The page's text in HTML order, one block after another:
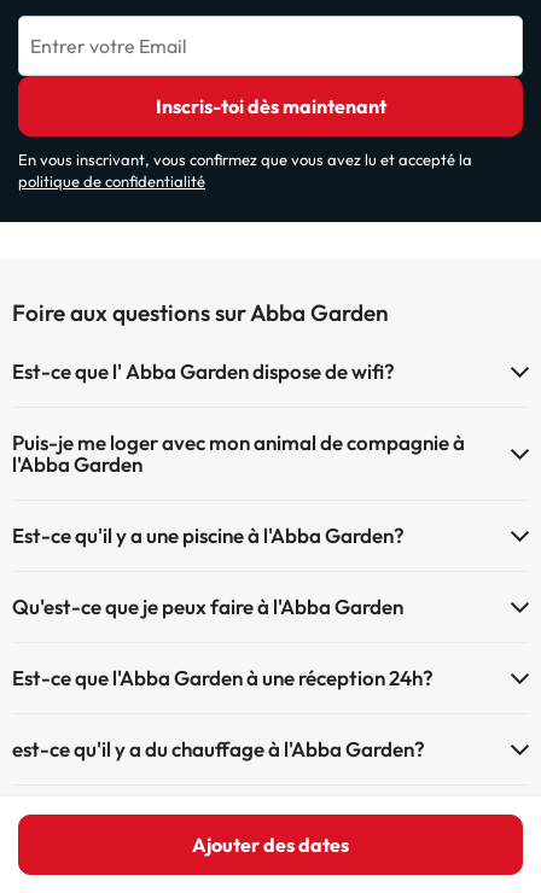
Ajouter des dates
Entrer votre Email
Inscris-toi dès maintenant
En vous inscrivant, vous confirmez que vous avez lu et accepté la
politique de confidentialité
Foire aux questions sur Abba Garden
Est-ce que l' Abba Garden dispose de wifi?
Puis-je me loger avec mon animal de compagnie à
l'Abba Garden
Est-ce qu'il y a une piscine à l'Abba Garden?
plus d'info sur la piscine et d'autres installations.
Qu'est-ce que je peux faire à l'Abba Garden
être payantes) :
Est-ce que l'Abba Garden à une réception 24h?
est-ce qu'il y a du chauffage à l'Abba Garden?
Il'y a t'il la climatisation dans les zones communes à